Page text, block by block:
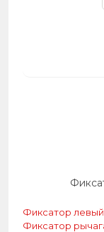
Фиксатор
Фиксатор